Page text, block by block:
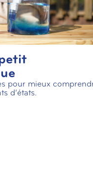
pour mieux
d’états.